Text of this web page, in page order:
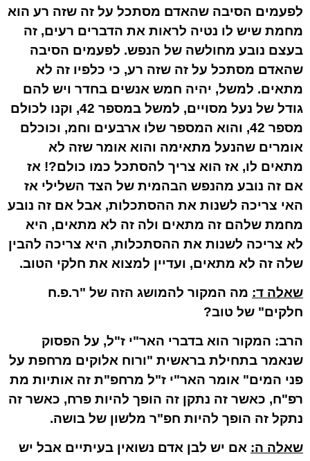
לפעמים הסיבה שהאדם מסתכל על זה שזה רע הוא
מחמת שיש לו נטיה לראות את הדברים רעים, זה
בעצם נובע מחולשה של הנפש. לפעמים הסיבה
שהאדם מסתכל על זה שזה רע, כי כלפיו זה לא
מתאים. למשל, יהיה חמש אנשים בחדר ויש להם
גודל של נעל מסויים, למשל במספר 42, וקנו לכולם
מספר 42, והוא המספר שלו ארבעים וחמ, וכוכלם
אומרים שהנעל מתאימה והוא אומר שזה לא
מתאים לו, אז הוא צריך להסתכל כמו כולם?! אז
אם זה נובע מהנפש הבהמית של הצד השלילי אז
האי צריכה לשנות את ההסתכלות, אבל אם זה נובע
מחמת שלהם זה מתאים ולה זה לא מתאים, היא
לא צריכה לשנות את ההסתכלות, היא צריכה להבין
שלה זה לא מתאים, ועדיין למצוא את חלקי הטוב.
שאלה ד: מה המקור להמושג הזה של "ר.פ.ח
חלקים" של טוב?
הרב: המקור הוא בדברי האר"י ז"ל, על הפסוק
שנאמר בתחילת בראשית "ורוח אלוקים מרחפת על
פני המים" אומר האר"י ז"ל מרחפ"ת זה אותיות מת
רפ"ח, כאשר זה נתקן זה הופך להיות פרח, כאשר זה
נתקל זה הופך להיות חפ"ר מלשון של בושה.
שאלה ה: אם יש לבן אדם נשואין בעיתיים אבל יש